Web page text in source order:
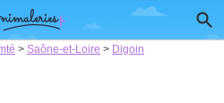
> Saône-et-Loire > Digoin